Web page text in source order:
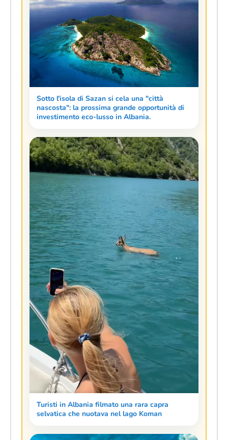
Sotto l'isola di Sazan si cela una "città
nascosta": la prossima grande opportunità di
investimento eco-lusso in Albania.
Turisti in Albania filmato una rara capra
selvatica che nuotava nel lago Koman